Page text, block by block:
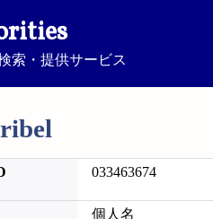
索・提供サービス
033463674
個人名